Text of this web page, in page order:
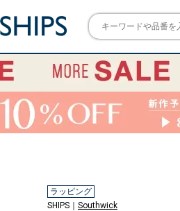
ラッピング
SHIPS｜ Southwick